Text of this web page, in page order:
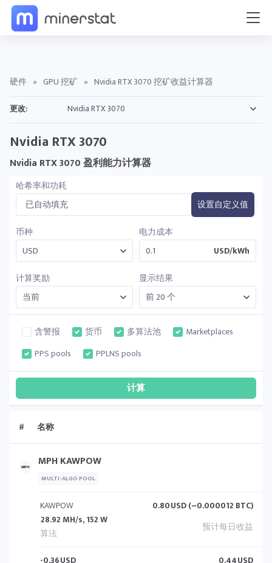
硬件 » GPU 挖矿 » Nvidia RTX 3070 挖矿收益计算器
更改:
Nvidia RTX 3070
Nvidia RTX 3070 盈利能力计算器
哈希率和功耗
已自动填充
设置自定义值
币种
电力成本
USD/kWh
计算奖励
显示结果
含警报 货币 多算法池
Marketplaces
PPS pools
PPLNS pools
# 名称
MPH KAWPOW
MULTI-ALGO POOL
KAWPOW
28.92 MH/s, 152 W
0.80USD (~0.000012 BTC)